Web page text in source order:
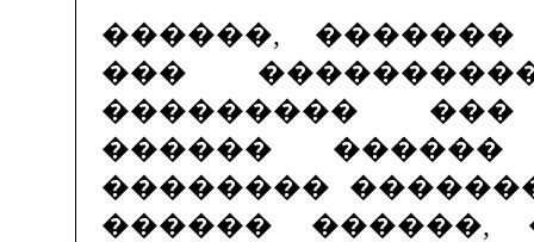
������,
���
���������
������ ������
��������
������ ������,